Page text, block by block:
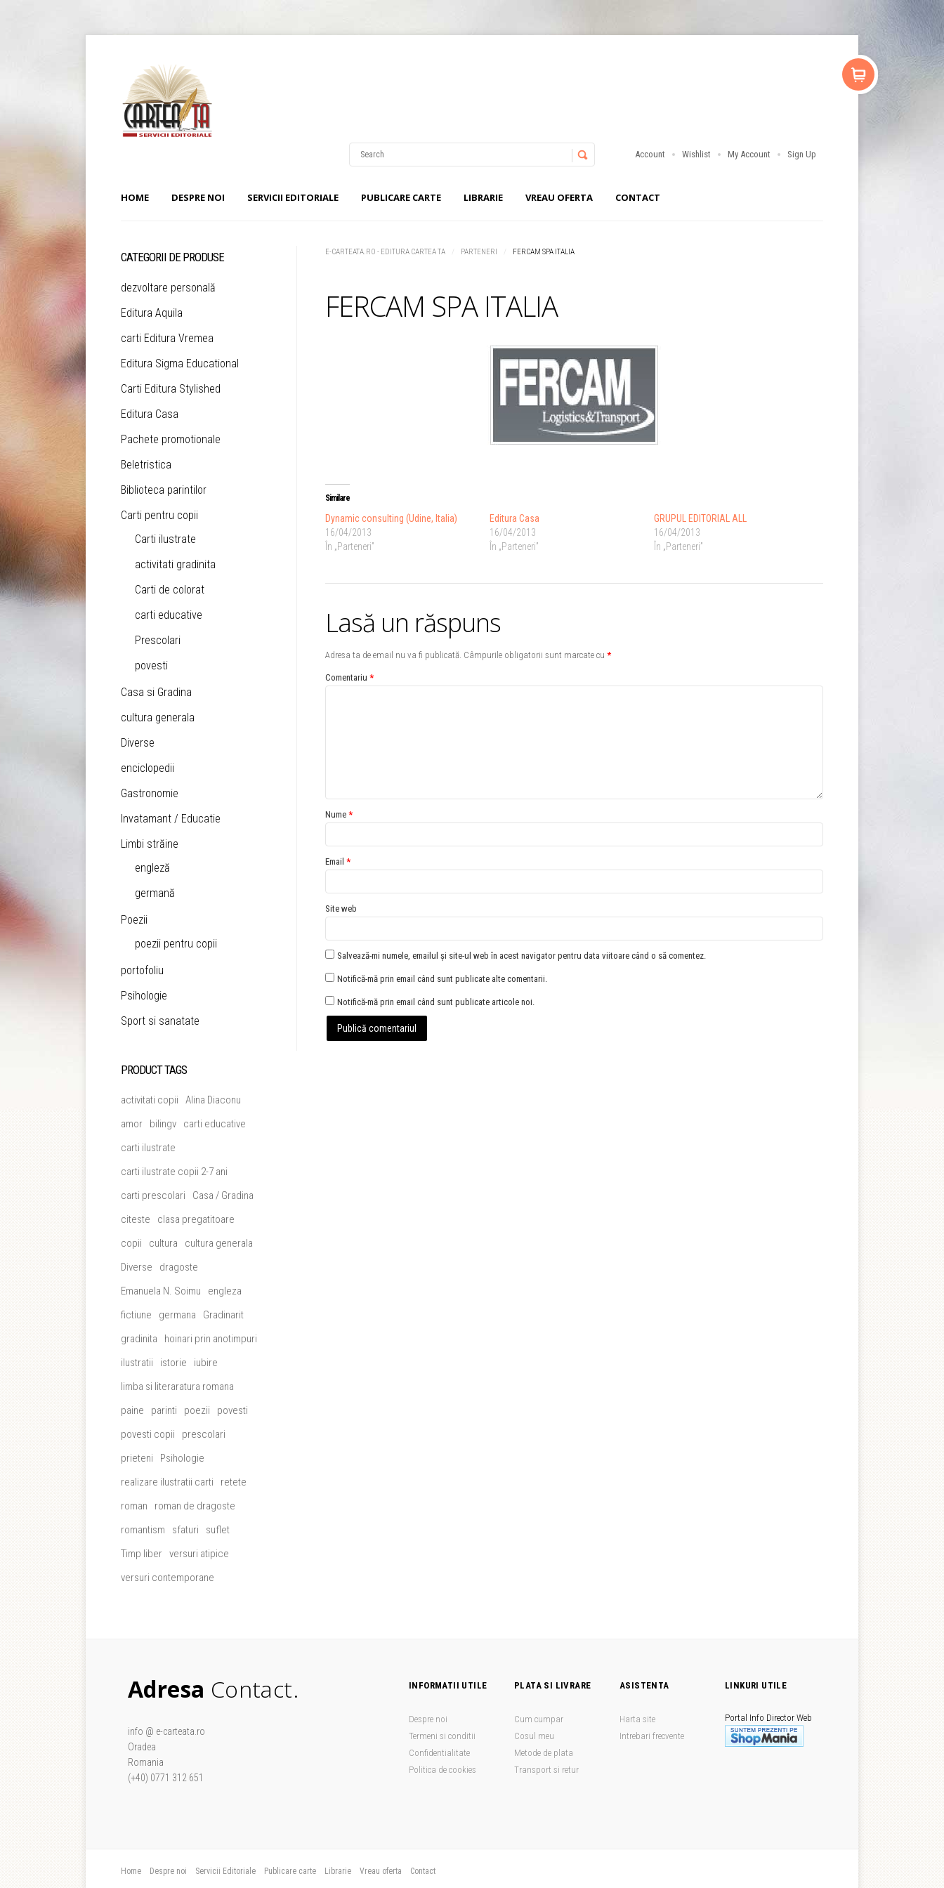
Account Wishlist My Account Sign Up
HOME DESPRE NOI SERVICII EDITORIALE PUBLICARE CARTE LIBRARIE VREAU OFERTA CONTACT
E-CARTEATA.RO - EDITURA CARTEA TA PARTENERI FERCAM SPA ITALIA
FERCAM SPA ITALIA
Similare
Dynamic consulting (Udine, Italia)
16/04/2013
În „Parteneri”
Editura Casa
16/04/2013
În „Parteneri”
GRUPUL EDITORIAL ALL
16/04/2013
În „Parteneri”
Lasă un răspuns
Adresa ta de email nu va fi publicată. Câmpurile obligatorii sunt marcate cu *
Comentariu *
Nume *
Email *
Site web
Salvează-mi numele, emailul și site-ul web în acest navigator pentru data viitoare când o să comentez.
Notifică-mă prin email când sunt publicate alte comentarii.
Notifică-mă prin email când sunt publicate articole noi.
CATEGORII DE PRODUSE
dezvoltare personală
Editura Aquila
carti Editura Vremea
Editura Sigma Educational
Carti Editura Stylished
Editura Casa
Pachete promotionale
Beletristica
Biblioteca parintilor
Carti pentru copii
Carti ilustrate
activitati gradinita
Carti de colorat
carti educative
Prescolari
povesti
Casa si Gradina
cultura generala
Diverse
enciclopedii
Gastronomie
Invatamant / Educatie
Limbi străine
engleză
germană
Poezii
poezii pentru copii
portofoliu
Psihologie
Sport si sanatate
PRODUCT TAGS
activitati copii
Alina Diaconu
amor
bilingv
carti educative
carti ilustrate
carti ilustrate copii 2-7 ani
carti prescolari
Casa / Gradina
citeste
clasa pregatitoare
copii
cultura
cultura generala
Diverse
dragoste
Emanuela N. Soimu
engleza
fictiune
germana
Gradinarit
gradinita
hoinari prin anotimpuri
ilustratii
istorie
iubire
limba si literaratura romana
paine
parinti poezii
povesti
povesti copii
prescolari
prieteni
Psihologie
realizare ilustratii carti
retete
roman
roman de dragoste
romantism
sfaturi
suflet
Timp liber versuri atipice
versuri contemporane
Adresa Contact.
info @ e-carteata.ro
Oradea
Romania
(+40) 0771 312 651
INFORMATII UTILE
Despre noi
Termeni si conditii
Confidentialitate
Politica de cookies
PLATA SI LIVRARE
Cum cumpar
Cosul meu
Metode de plata
Transport si retur
ASISTENTA
Harta site
Intrebari frecvente
LINKURI UTILE
Portal Info Director Web
Home Despre noi Servicii Editoriale Publicare carte Librarie Vreau oferta Contact
Password
Remember Me